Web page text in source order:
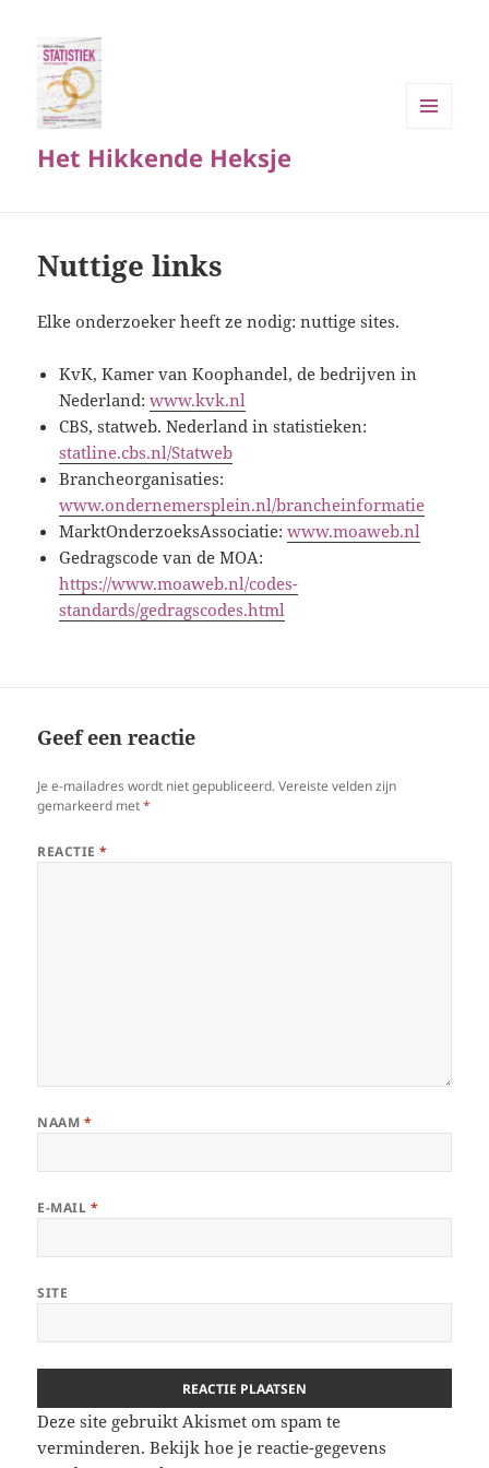
Het Hikkende Heksje
Nuttige links
Elke onderzoeker heeft ze nodig: nuttige sites.
KvK, Kamer van Koophandel, de bedrijven in
Nederland:www.kvk.nl
CBS, statweb. Nederland in statistieken:
statline.cbs.nl/Statweb
Brancheorganisaties:
www.ondernemersplein.nl/brancheinformatie
MarktOnderzoeksAssociatie:www.moaweb.nl
Gedragscode van de MOA:
https://www.moaweb.nl/codes-
standards/gedragscodes.html
Geef een reactie
Je e-mailadres wordt niet gepubliceerd. Vereiste velden zijn
gemarkeerd met*
REACTIE*
NAAM *
E-MAIL *
SITE
Deze site gebruikt Akismet om spam te
verminderen.Bekijk hoe je reactie-gegevens